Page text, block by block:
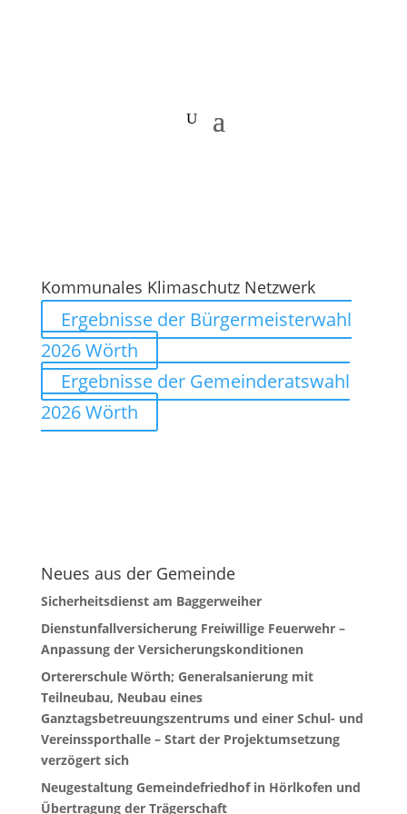
Kommunales Klimaschutz Netzwerk
Ergebnisse der Bürgermeisterwahl
2026 Wörth
Ergebnisse der Gemeinderatswahl
2026 Wörth
Neues aus der Gemeinde
Sicherheitsdienst am Baggerweiher
Dienstunfallversicherung Freiwillige Feuerwehr –
Anpassung der Versicherungskonditionen
Ortererschule Wörth; Generalsanierung mit
Teilneubau, Neubau eines
Ganztagsbetreuungszentrums und einer Schul- und
Vereinssporthalle – Start der Projektumsetzung
verzögert sich
Neugestaltung Gemeindefriedhof in Hörlkofen und
Übertragung der Trägerschaft